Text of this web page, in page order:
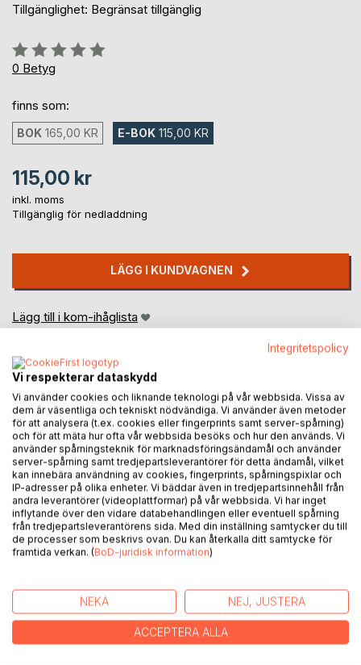
Tillgänglighet: Begränsat tillgänglig
Betyg::
0%
0 Betyg
finns som:
BOK 165,00 KR E-BOK 115,00 KR
115,00 kr
inkl. moms
Tillgänglig för nedladdning
LÄGG I KUNDVAGNEN
Lägg till i kom-ihåglista
BESKRIVNING
Efter att framgångsrikt ha lyckats förstöra det globala
vapenföretaget VT Industries i Norrlands djupa skogar och
därefter precis undkommit Edward Kellers efterföljande
hämndaktion, lever nu Yuri och de andra ungdomarna
deras förflutna, ständigt hängande över sig. Samtidigt
anlitas ytterligare ett nytt hot i form av
specialförbandsoperatören Josef Claesson som får i
uppdrag att i hemlighet jaga rätt på kvarlevorna från det
Integritetspolicy
Vi respekterar dataskydd
Vi använder cookies och liknande teknologi på vår webbsida. Vissa av
dem är väsentliga och tekniskt nödvändiga. Vi använder även metoder
för att analysera (t.ex. cookies eller fingerprints samt server-spårning)
och för att mäta hur ofta vår webbsida besöks och hur den används. Vi
använder spårningsteknik för marknadsföringsändamål och använder
server-spårning samt tredjepartsleverantörer för detta ändamål, vilket
kan innebära användning av cookies, fingerprints, spårningspixlar och
IP-adresser på olika enheter. Vi bäddar även in tredjepartsinnehåll från
andra leverantörer (videoplattformar) på vår webbsida. Vi har inget
inflytande över den vidare databehandlingen eller eventuell spårning
från tredjepartsleverantörens sida. Med din inställning samtycker du till
de processer som beskrivs ovan. Du kan återkalla ditt samtycke för
framtida verkan. (BoD-juridisk information)
NEKA NEJ, JUSTERA
ACCEPTERA ALLA